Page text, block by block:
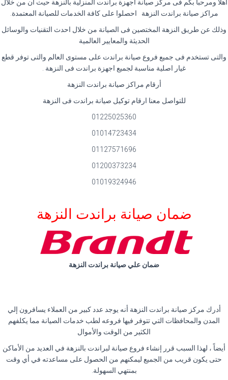
اهلا ومرحبا بكم فى مركز صيانة اجهزة براندت المنزلية بالنزهة حيث ان من خلال
مراكز صيانة براندت النزهة احصلوا على كافة الخدمات للصيانة المعتمدة
وذلك عن طريق النزهة المختصين فى الصيانة من خلال احدث التقنيات والوسائل
الحديثة والمعايير العالمية
والتى تستخدم فى جميع فروع صيانة براندت على مستوى العالم والتى توفر قطع
غيار اصلية مناسبة لجميع اجهزة براندت فى النزهة
أرقام مراكز صيانة براندت النزهة
للتواصل معنا ارقام توكيل صيانة براندت فى النزهة
01225025360
01014723434
01127571696
01200373234
01019324946
ضمان صيانة براندت النزهة
ضمان علي صيانة براندت النزهة
أدرك مركز صيانة براندت النزهة أنه يوجد عدد كبير من العملاء يسافرون إلي
المدن والمحافظات التي تتوفر فيها فروعه لطب خدمات الصيانة مما يكلفهم
الكثير من الوقت والأموال
أيضاً ، لهذا السبب قرر إنشاء فروع صيانة لبراندت بالنزهة في العديد من الأماكن
حتى يكون قريب من الجميع ليمكنهم من الحصول على مساعدته في أي وقت
بمنتهي السهولة